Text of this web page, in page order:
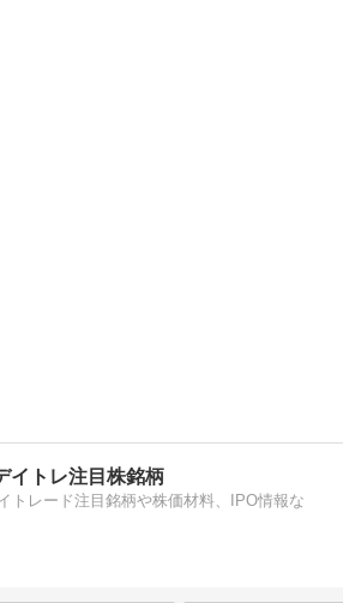
イトレ注目株銘柄
トレード注目銘柄や株価材料、IPO情報な